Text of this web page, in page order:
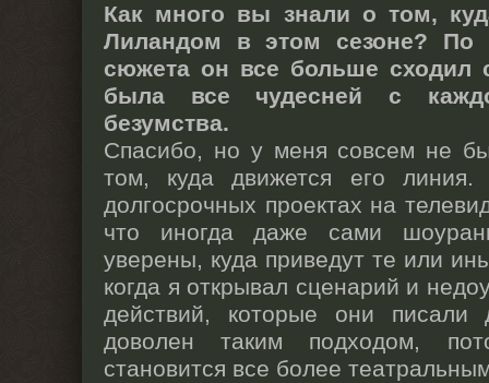
Как много вы знали о том,
Лиландом в этом сезоне? По
сюжета он все больше сходил
была все чудесней с
безумства.
Спасибо, но у меня совсем не
том, куда движется его
долгосрочных проектах на
что иногда даже сами
уверены, куда приведут те или
когда я открывал сценарий и
действий, которые они
доволен таким подходом,
становится все более